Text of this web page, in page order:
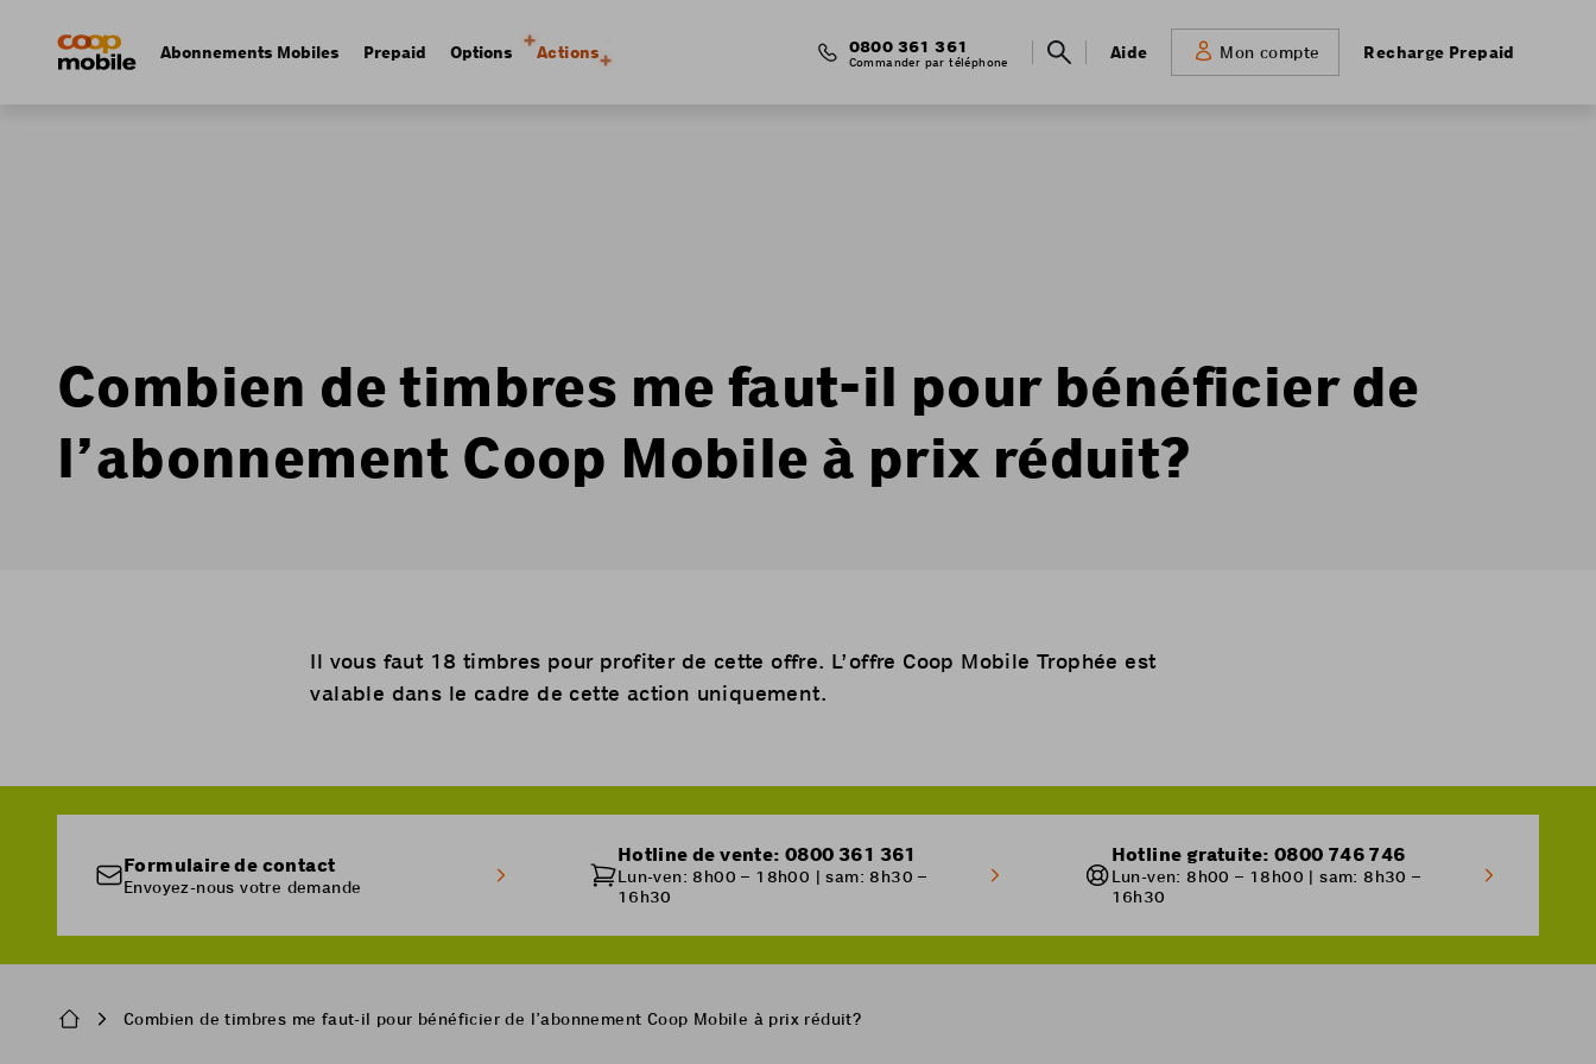
Navigation
principale
Abonnements Mobiles Prepaid Options Actions 0800 361 361
Commander par téléphone
navigation
Aide Mon compte Recharge Prepaid
Combien de timbres me faut-il pour bénéficier de
l’abonnement Coop Mobile à prix réduit?
Il vous faut 18 timbres pour profiter de cette offre. L’offre Coop Mobile Trophée est
valable dans le cadre de cette action uniquement.
Formulaire de contact
Envoyez-nous votre demande
Hotline de vente: 0800 361 361
Lun-ven: 8h00 – 18h00 | sam: 8h30 –
16h30
Hotline gratuite: 0800 746 746
Lun-ven: 8h00 – 18h00 | sam: 8h30 –
16h30
BreadcrumbCombien de timbres me faut-il pour bénéficier de l’abonnement Coop Mobile à prix réduit?